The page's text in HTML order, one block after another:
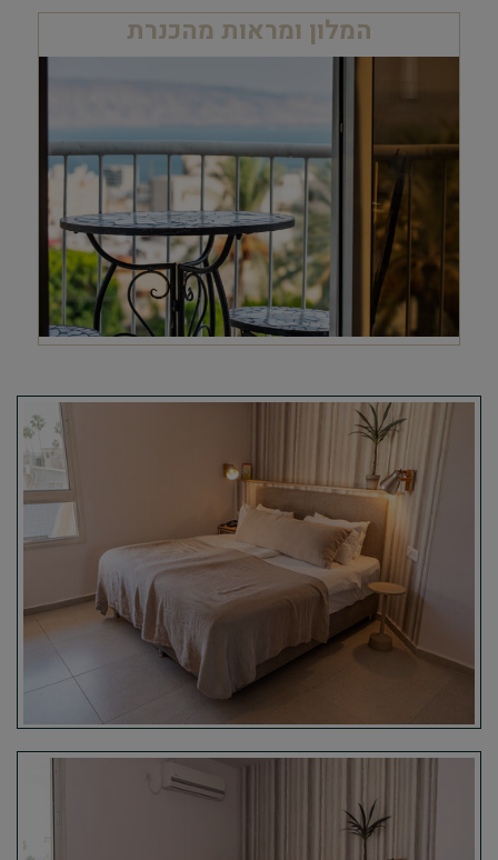
המלון ומראות מהכנרת